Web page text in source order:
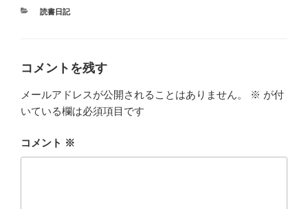
カ
読書日記
コメントを残す
メールアドレスが公開されることはありません。 ※ が付
いている欄は必須項目です
コメント ※